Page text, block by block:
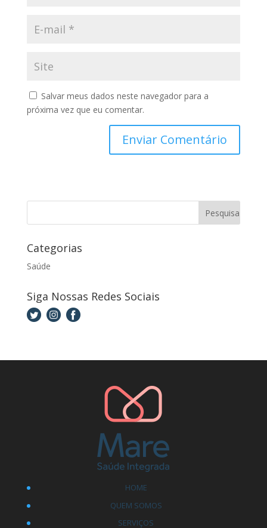
Salvar meus dados neste navegador para a
próxima vez que eu comentar.
Categorias
Saúde
Siga Nossas Redes Sociais
HOME
QUEM SOMOS
SERVIÇOS